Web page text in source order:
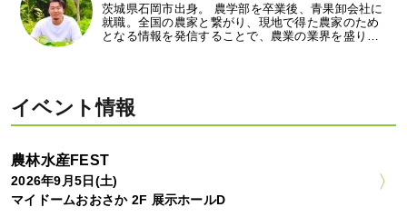
茨城県石岡市出身。 農学部を卒業後、青果卸会社に
就職。全国の農家と繋がり、現地で得た農家のため
となる情報を発信することで、農業の業界を盛り…
イベント情報
農林水産FEST
2026年9月5日(土)
マイドームおおさか 2F 展示ホールD